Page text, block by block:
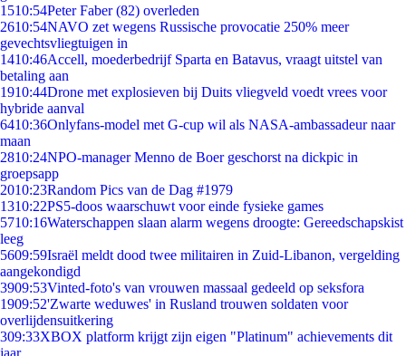
1510:54Peter Faber (82) overleden
2610:54NAVO zet wegens Russische provocatie 250% meer
gevechtsvliegtuigen in
1410:46Accell, moederbedrijf Sparta en Batavus, vraagt uitstel van
betaling aan
1910:44Drone met explosieven bij Duits vliegveld voedt vrees voor
hybride aanval
6410:36Onlyfans-model met G-cup wil als NASA-ambassadeur naar
maan
2810:24NPO-manager Menno de Boer geschorst na dickpic in
groepsapp
2010:23Random Pics van de Dag #1979
1310:22PS5-doos waarschuwt voor einde fysieke games
5710:16Waterschappen slaan alarm wegens droogte: Gereedschapskist
leeg
5609:59Israël meldt dood twee militairen in Zuid-Libanon, vergelding
aangekondigd
3909:53Vinted-foto's van vrouwen massaal gedeeld op seksfora
1909:52'Zwarte weduwes' in Rusland trouwen soldaten voor
overlijdensuitkering
309:33XBOX platform krijgt zijn eigen "Platinum" achievements dit
jaar